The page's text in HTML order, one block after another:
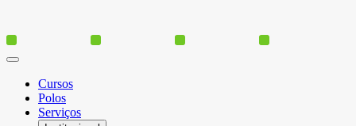
Cursos
Polos
Serviços